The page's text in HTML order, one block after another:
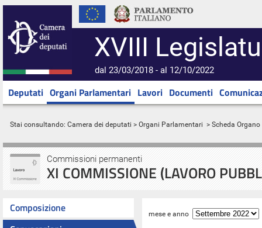
XVIII
dal 23/03/2018 - al 12/10/2022
Deputati Organi Parlamentari Lavori Documenti
Stai consultando: Camera dei deputati > Organi Parlamentari > Scheda Organo
Commissioni permanenti
XI COMMISSIONE (LAVORO
Composizione
mese e anno